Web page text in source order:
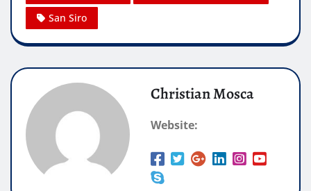
San Siro
Christian Mosca
Website: